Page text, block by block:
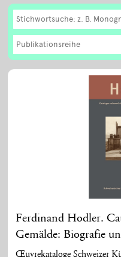
Publikationsreihe
Ferdinand Hodler.
Gemälde: Biografie
Œuvrekataloge Schweizer